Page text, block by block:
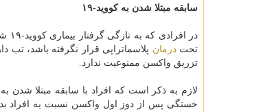
سابقه مبتلا شدن به کووید-۱۹
تحتدرمان پلاسماتراپی قرار نگرفته باشد، تب
تزریق واکسن ممنوعیت ندارد.
خستگی پس از دوز اول واکسن نسبت به افراد بدون